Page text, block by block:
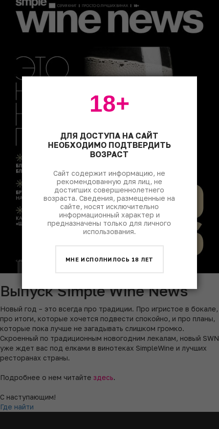
Выпуск Simple Wine News
Новый год – это всегда про традиции. Про игристое в бокале,
про итоги, которые хочется подвести спокойно, и про планы,
которые пока лучше не загадывать слишком громко.
Скроенный по традиционным новогодним лекалам, новый SWN
уже ждет вас под елками в винотеках SimpleWine и лучших
ресторанах страны.
Подробнее о нем читайте здесь.
С наступающим!
Где найти
ДЛЯ ДОСТУПА НА САЙТ
НЕОБХОДИМО ПОДТВЕРДИТЬ
ВОЗРАСТ
Сайт содержит информацию, не
рекомендованную для лиц, не
достигших совершеннолетнего
возраста. Сведения, размещенные на
сайте, носят исключительно
информационный характер и
предназначены только для личного
использования.
МНЕ ИСПОЛНИЛОСЬ 18 ЛЕТ
18+